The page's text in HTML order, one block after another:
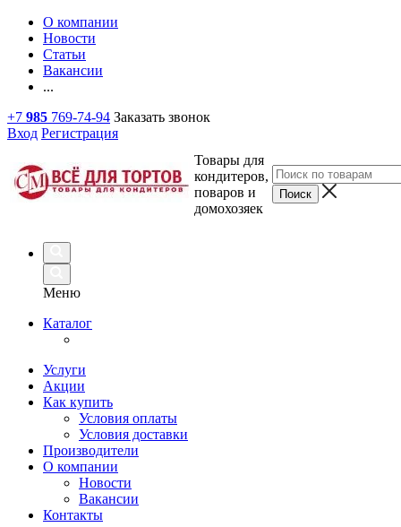
О компании
Новости
Статьи
Вакансии
...
+7 985 769-74-94 Заказать звонок
Вход Регистрация
Товары для
кондитеров,
поваров и
домохозяек
Меню
Каталог
Услуги
Акции
Как купить
Условия оплаты
Условия доставки
Производители
О компании
Новости
Вакансии
Контакты